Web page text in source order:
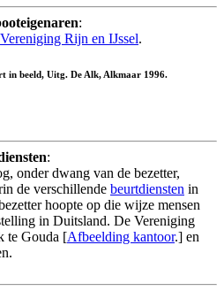
:
Vereniging Rijn en IJssel.
in beeld, Uitg. De Alk, Alkmaar 1996.
:
onder dwang van de bezetter,
de verschillende beurtdiensten in
hoopte op die wijze mensen
in Duitsland. De Vereniging
te Gouda [Afbeelding kantoor.] en